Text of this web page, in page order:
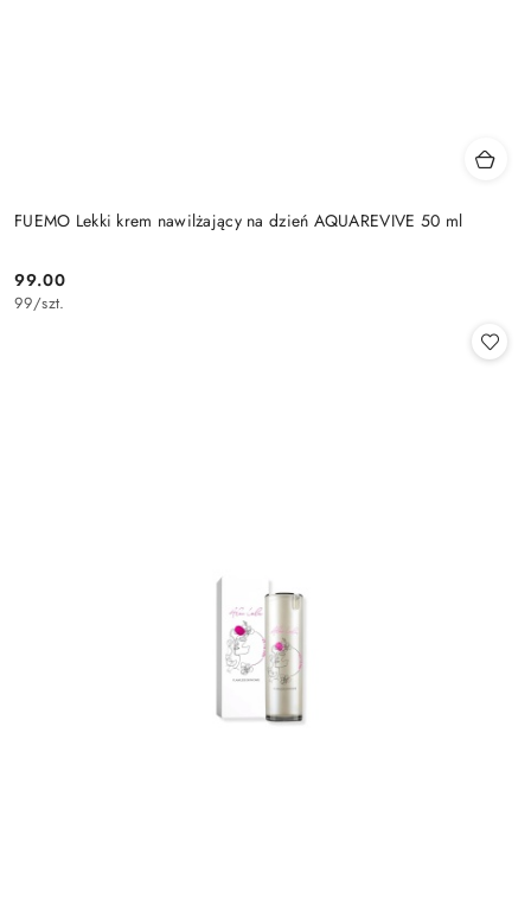
FUEMO Lekki krem nawilżający na dzień AQUAREVIVE 50 ml
Cena:
99.00
99/szt.